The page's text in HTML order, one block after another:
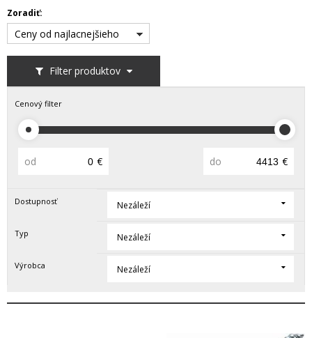
Filter produktov
Zoradiť:
Ceny od najlacnejšieho
Cenový filter
od € do €
Dostupnosť Nezáleží
Typ Nezáleží
Výrobca Nezáleží